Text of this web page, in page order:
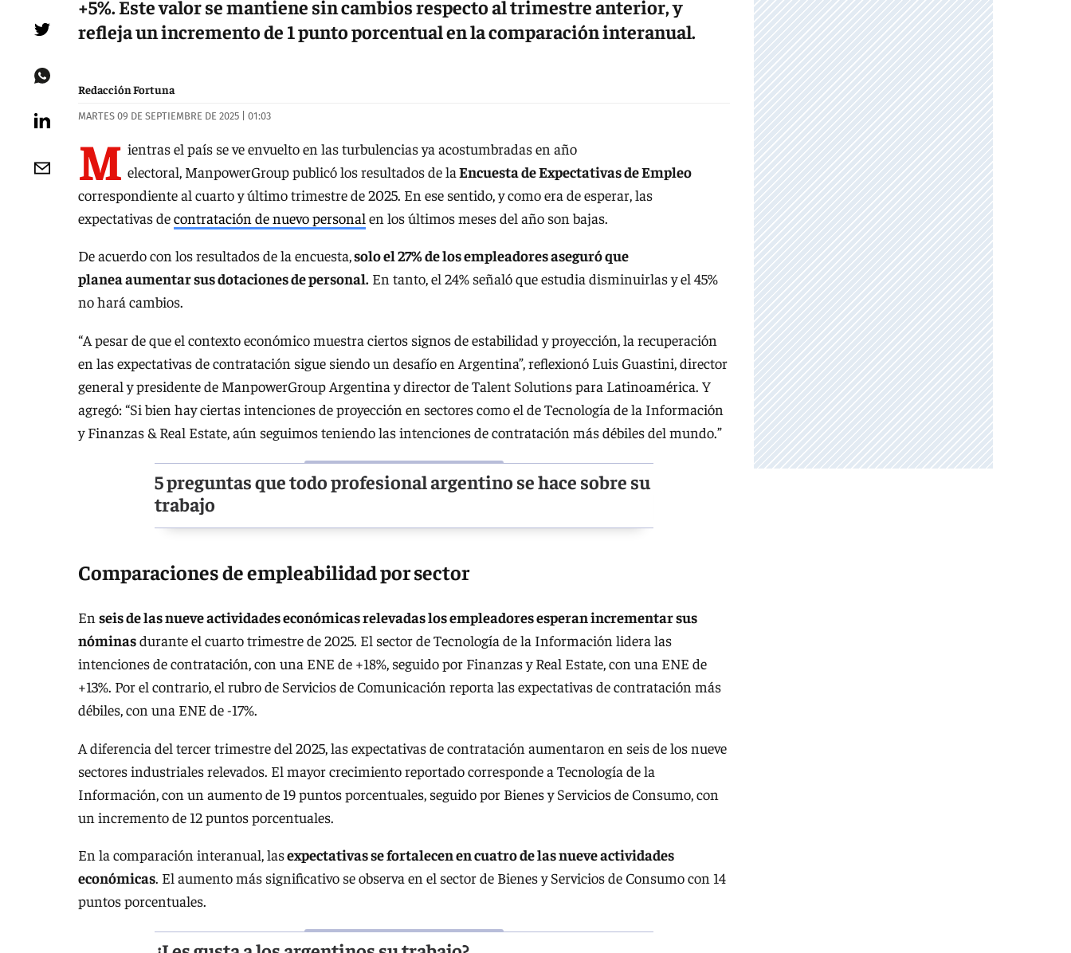
+5%. Este valor se mantiene sin cambios respecto al trimestre anterior, y
refleja un incremento de 1 punto porcentual en la comparación interanual.
Redacción Fortuna
MARTES 09 DE SEPTIEMBRE DE 2025 | 01:03
M ientras el país se ve envuelto en las turbulencias ya acostumbradas en año
electoral, ManpowerGroup publicó los resultados de laEncuesta de Expectativas de Empleo
correspondiente al cuarto y último trimestre de 2025. En ese sentido, y como era de esperar, las
expectativas decontratación de nuevo personal en los últimos meses del año son bajas.
De acuerdo con los resultados de la encuesta,solo el 27% de los empleadores aseguró que
planea aumentar sus dotaciones de personal. En tanto, el 24% señaló que estudia disminuirlas y el 45%
no hará cambios.
“A pesar de que el contexto económico muestra ciertos signos de estabilidad y proyección, la recuperación
en las expectativas de contratación sigue siendo un desafío en Argentina”, reflexionó Luis Guastini, director
general y presidente de ManpowerGroup Argentina y director de Talent Solutions para Latinoamérica. Y
agregó: “Si bien hay ciertas intenciones de proyección en sectores como el de Tecnología de la Información
y Finanzas & Real Estate, aún seguimos teniendo las intenciones de contratación más débiles del mundo.”
5 preguntas que todo profesional argentino se hace sobre su
trabajo
Comparaciones de empleabilidad por sector
En seis de las nueve actividades económicas relevadas los empleadores esperan incrementar sus
nóminasdurante el cuarto trimestre de 2025. El sector de Tecnología de la Información lidera las
intenciones de contratación, con una ENE de +18%, seguido por Finanzas y Real Estate, con una ENE de
+13%. Por el contrario, el rubro de Servicios de Comunicación reporta las expectativas de contratación más
débiles, con una ENE de -17%.
A diferencia del tercer trimestre del 2025, las expectativas de contratación aumentaron en seis de los nueve
sectores industriales relevados. El mayor crecimiento reportado corresponde a Tecnología de la
Información, con un aumento de 19 puntos porcentuales, seguido por Bienes y Servicios de Consumo, con
un incremento de 12 puntos porcentuales.
En la comparación interanual, lasexpectativas se fortalecen en cuatro de las nueve actividades
económicas. El aumento más significativo se observa en el sector de Bienes y Servicios de Consumo con 14
puntos porcentuales.